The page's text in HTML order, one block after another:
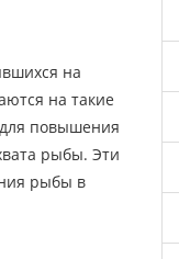
на
на такие
повышения
рыбы. Эти
рыбы в